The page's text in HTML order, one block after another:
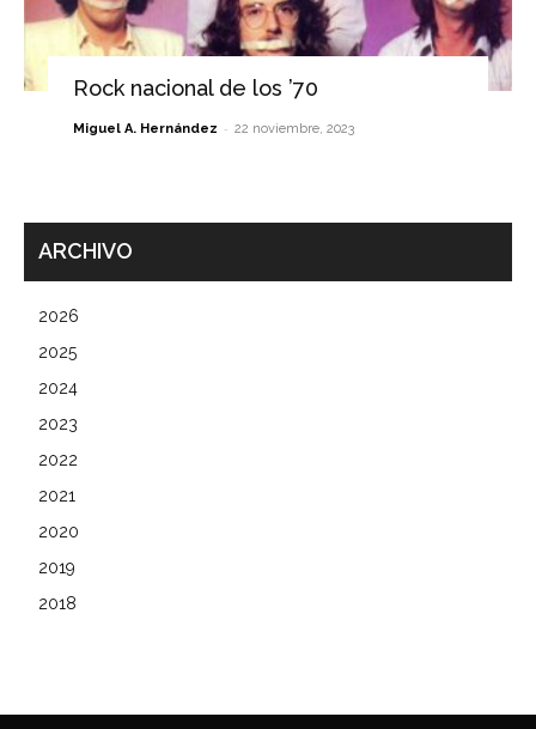
Rock nacional de los ’70
Miguel A. Hernández - 22 noviembre, 2023
ARCHIVO
2026
2025
2024
2023
2022
2021
2020
2019
2018